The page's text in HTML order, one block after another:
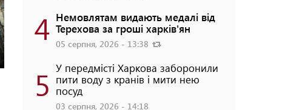
4 Немовлятам видають медалі від
Терехова за гроші харків'ян
05 серпня, 2026 - 13:38
5 У передмісті Харкова заборонили
пити воду з кранів і мити нею
посуд
03 серпня, 2026 - 14:18